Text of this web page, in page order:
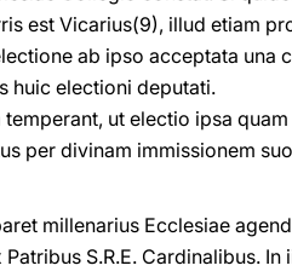
est Vicarius(9), illud etiam
ab ipso acceptata una
huic electioni deputati.
ut electio ipsa quam
per divinam immissionem suo
millenarius Ecclesiae
S.R.E. Cardinalibus. In